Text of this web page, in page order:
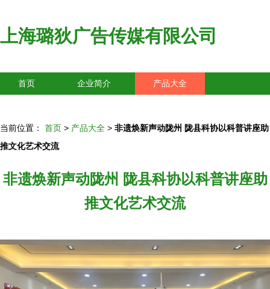
上海璐狄广告传媒有限公司
首页 企业简介 产品大全
当前位置： 首页 > 产品大全 > 非遗焕新声动陇州 陇县科协以科普讲座助
推文化艺术交流
非遗焕新声动陇州 陇县科协以科普讲座助
推文化艺术交流